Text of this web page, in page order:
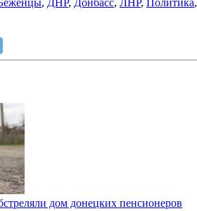
, ДНР, Донбасс, ЛНР, Политика,
дом донецких пенсионеров